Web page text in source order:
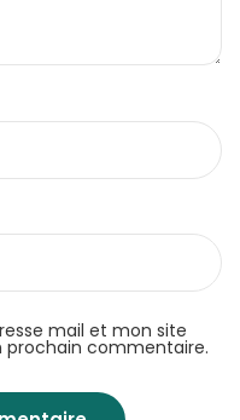
mail et mon site
prochain commentaire.